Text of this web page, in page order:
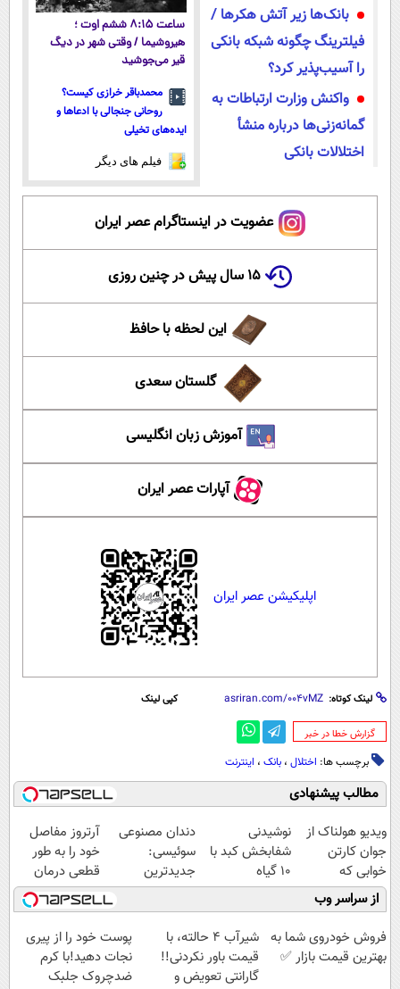
بانک‌ها زیر آتش هکرها /
فیلترینگ چگونه شبکه بانکی
را آسیب‌پذیر کرد؟
واکنش وزارت ارتباطات به
گمانه‌زنی‌ها درباره منشأ
اختلالات بانکی
ساعت ۸:۱۵ ششم اوت ؛
هیروشیما / وقتی شهر در دیگ
قیر می‌جوشید
محمدباقر خرازی کیست؟
روحانی جنجالی با ادعاها و
ایده‌های تخیلی
فیلم های دیگر
عضویت در اینستاگرام عصر ایران
۱۵ سال پیش در چنین روزی
این لحظه با حافظ
گلستان سعدی
آموزش زبان انگلیسی
آپارات عصر ایران
اپلیکیشن عصر ایران
لینک کوتاه: کپی لینک
‌گزارش خطا در خبر
برچسب ها: اختلال ، بانک ، اینترنت
مطالب پیشنهادی
ویدیو هولناک از
جوان کارتن
خوابی که
میلیاردر شد.
آموزش رایگان
نوشیدنی
شفابخش کبد با
10 گیاه
موثر(تخفیف تا
امشب)
دندان مصنوعی
سوئیسی:
جدیدترین
فناوری اروپا،
سبک و مقاوم |
پرداخت قسطی
آرتروز مفاصل
خود را به طور
قطعی درمان
کنید!
◗پرسش‌نامه◖
از سراسر وب
فروش خودروی شما به
بهترین قیمت بازار ✅
شیر‌آب ۴ حالته، با
قیمت باور نکردنی!!
گارانتی تعویض و
پوست خود را از پیری
نجات دهید!با کرم
ضدچروک جلبک